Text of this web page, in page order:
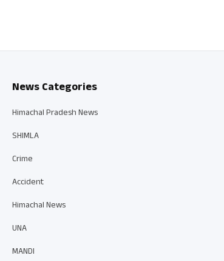
News Categories
Himachal Pradesh News
SHIMLA
Crime
Accident
Himachal News
UNA
MANDI